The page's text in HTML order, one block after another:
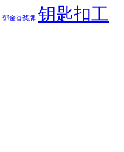
郁金香奖牌 钥匙扣工